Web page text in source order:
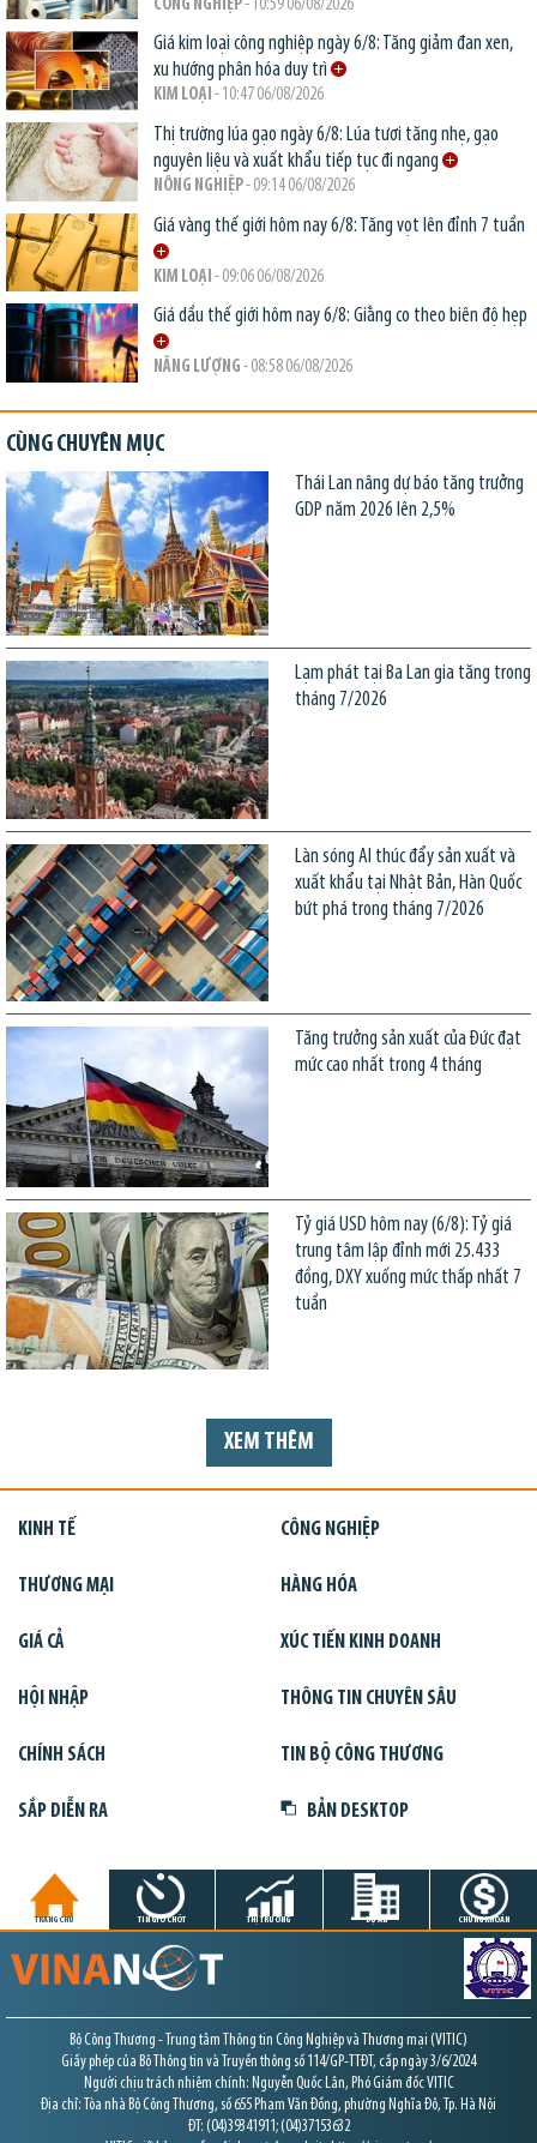
CÔNG NGHIỆP- 10:59 06/08/2026
Giá kim loại công nghiệp ngày 6/8: Tăng giảm đan xen,
xu hướng phân hóa duy trì
KIM LOẠI - 10:47 06/08/2026
Thị trường lúa gạo ngày 6/8: Lúa tươi tăng nhẹ, gạo
nguyên liệu và xuất khẩu tiếp tục đi ngang
NÔNG NGHIỆP- 09:14 06/08/2026
Giá vàng thế giới hôm nay 6/8: Tăng vọt lên đỉnh 7 tuần
KIM LOẠI - 09:06 06/08/2026
Giá dầu thế giới hôm nay 6/8: Giằng co theo biên độ hẹp
NĂNG LƯỢNG - 08:58 06/08/2026
CÙNG CHUYÊN MỤC
Thái Lan nâng dự báo tăng trưởng
GDP năm 2026 lên 2,5%
Lạm phát tại Ba Lan gia tăng trong
tháng 7/2026
Làn sóng AI thúc đẩy sản xuất và
xuất khẩu tại Nhật Bản, Hàn Quốc
bứt phá trong tháng 7/2026
Tăng trưởng sản xuất của Đức đạt
mức cao nhất trong 4 tháng
Tỷ giá USD hôm nay (6/8): Tỷ giá
trung tâm lập đỉnh mới 25.433
đồng, DXY xuống mức thấp nhất 7
tuần
XEM THÊM
KINH TẾ CÔNG NGHIỆP
THƯƠNG MẠI HÀNG HÓA
GIÁ CẢ XÚC TIẾN KINH DOANH
HỘI NHẬP THÔNG TIN CHUYÊN SÂU
CHÍNH SÁCH TIN BỘ CÔNG THƯƠNG
SẮP DIỄN RA BẢN DESKTOP
TRANG CHỦ TIN GIỜ CHÓT THỊ TRƯỜNG DỰ ÁN CHỨNG KHOÁN
Bộ Công Thương - Trung tâm Thông tin Công Nghiệp và Thương mại (VITIC)
Giấy phép của Bộ Thông tin và Truyền thông số 114/GP-TTĐT, cấp ngày 3/6/2024
Người chịu trách nhiệm chính: Nguyễn Quốc Lân, Phó Giám đốc VITIC
Địa chỉ: Tòa nhà Bộ Công Thương, số 655 Phạm Văn Đồng, phường Nghĩa Đô, Tp. Hà Nội
ĐT: (04)39341911; (04)37153632